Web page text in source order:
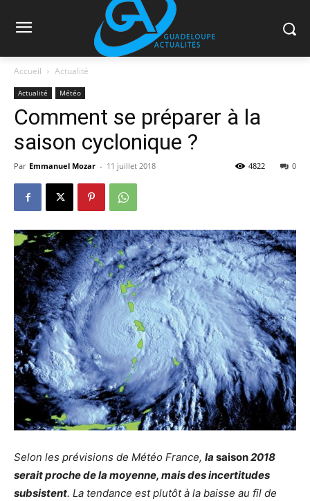
Accueil Actualité
Actualité Météo
Comment se préparer à la
saison cyclonique ?
Par Emmanuel Mozar - 11 juillet 2018 0
4822
Selon les prévisions de Météo France, la saison2018
serait proche de la moyenne, mais des incertitudes
subsistent. La tendance est plutôt à la baisse au fil de